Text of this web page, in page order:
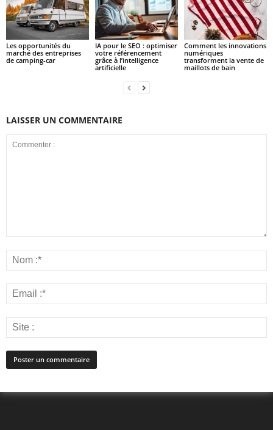
Les opportunités du
marché des entreprises
de camping-car
IA pour le SEO : optimiser
votre référencement
grâce à l’intelligence
artificielle
Comment les innovations
numériques
transforment la vente de
maillots de bain
LAISSER UN COMMENTAIRE